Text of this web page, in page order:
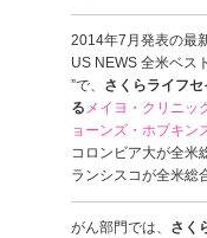
2014年7月発表の最
US NEWS 全米ベス
”で、 さくらライフ
る メイヨ・クリニッ
ョーンズ・ホプキン
コロンビア大が全米
ランシスコが全米総
がん部門では、 さく